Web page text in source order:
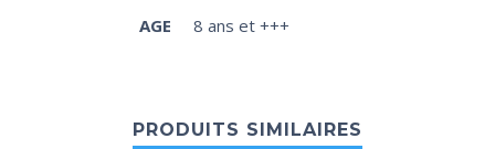
AGE 8 ans et +++
PRODUITS SIMILAIRES